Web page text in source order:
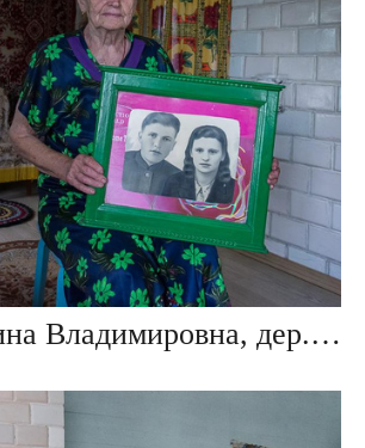
Спасюк Нина Владимировна, дер. Ивезь, Беларусь